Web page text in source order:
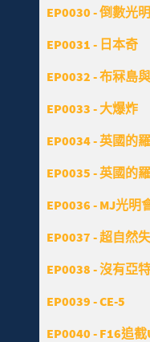
EP0030 - 倒數光
EP0031 - 日本奇
EP0032 - 布冧島
EP0033 - 大爆炸
EP0034 - 英國的
EP0035 - 英國的
EP0036 - MJ光明
EP0037 - 超自然
EP0038 - 沒有亞
EP0039 - CE-5
EP0040 - F16追